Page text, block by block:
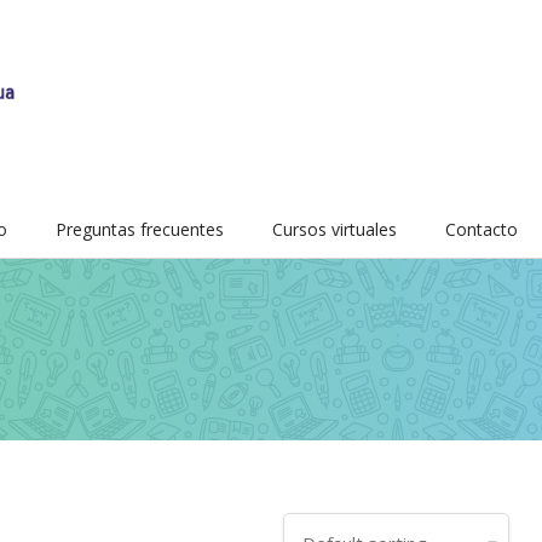
Preguntas frecuentes Cursos virtuales Contacto